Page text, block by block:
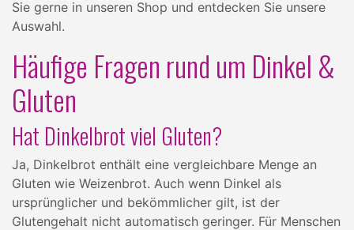
Sie gerne in unseren Shop und entdecken Sie unsere
Auswahl.
Häufige Fragen rund um Dinkel &
Gluten
Hat Dinkelbrot viel Gluten?
Ja, Dinkelbrot enthält eine vergleichbare Menge an
Gluten wie Weizenbrot. Auch wenn Dinkel als
ursprünglicher und bekömmlicher gilt, ist der
Glutengehalt nicht automatisch geringer. Für Menschen